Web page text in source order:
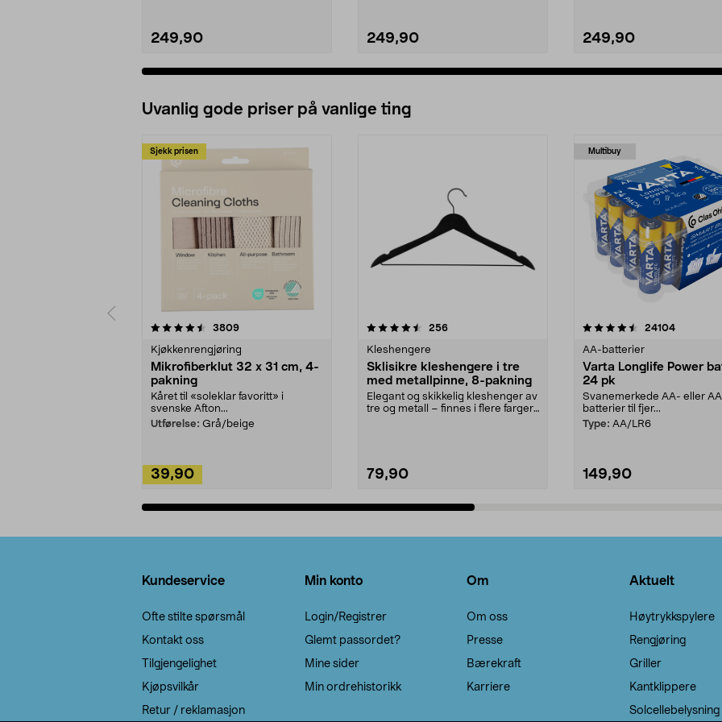
249,90 249,90 249,90
Uvanlig gode priser på vanlige ting
Sjekk prisen
3809anmeldelser
Kjøkkenrengjøring
Mikrofiberklut 32 x 31 cm, 4-
pakning
Kåret til «soleklar favoritt» i
svenske Afton...
Utførelse: Grå/beige
39,90
4.5av 5 stjerner 256anmeldelser
Kleshengere
Sklisikre kleshengere i tre
med metallpinne, 8-pakning
Elegant og skikkelig kleshenger av
tre og metall – finnes i flere farger.
79,90
Multibuy
4.5av 5 stjerner 24104
AA-batterier
Varta Longlife Power
24 pk
Svanemerkede AA- eller
batterier til fjer...
Type: AA/LR6
149,90
4.5av 5 stjerner
Kundeservice
Ofte stilte spørsmål
Kontakt oss
Tilgjengelighet
Kjøpsvilkår
Retur / reklamasjon
Min konto
Login/Registrer
Glemt passordet?
Mine sider
Min ordrehistorikk
Om
Om oss
Presse
Bærekraft
Karriere
Aktuelt
Høytrykkspylere
Rengjøring
Griller
Kantklippere
Solcellebelysning